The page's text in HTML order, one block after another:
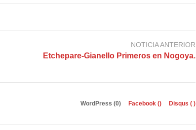
NOTICIA ANTERIOR
Etchepare-Gianello Primeros en Nogoya.
WordPress (0) Facebook () Disqus ( )